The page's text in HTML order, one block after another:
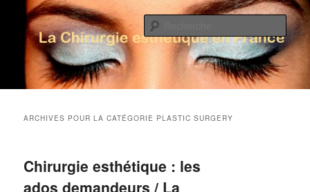
La Chirurgie Esthétique en France
ARCHIVES POUR LA CATÉGORIE PLASTIC SURGERY
Chirurgie esthétique : les
ados demandeurs / La